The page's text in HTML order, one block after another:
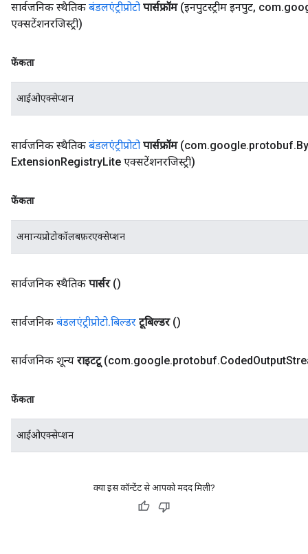
सार्वजनिक स्थैतिक बंडलएंट्रीप्रोटो पार्सफ्रॉम (इनपुटस्ट्रीम इनपुट, com.
एक्सटेंशनरजिस्ट्री)
फेंकता
आईओएक्सेप्शन
सार्वजनिक स्थैतिक बंडलएंट्रीप्रोटो पार्सफ्रॉम (com.google.protobuf.
ExtensionRegistryLite एक्सटेंशनरजिस्ट्री)
फेंकता
अमान्यप्रोटोकॉलबफ़रएक्सेप्शन
सार्वजनिक स्थैतिक पार्सर ()
सार्वजनिक बंडलएंट्रीप्रोटो.बिल्डर टूबिल्डर ()
सार्वजनिक शून्य राइटटू (com.google.protobuf.CodedOutput
फेंकता
आईओएक्सेप्शन
क्या इस कॉन्टेंट से आपको मदद मिली?